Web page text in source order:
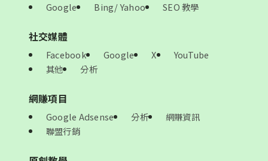
Google Bing/ Yahoo SEO 教學
社交媒體
Facebook Google X
YouTube
其他
分析
網賺項目
Google Adsense 分析
網賺資訊
聯盟行銷